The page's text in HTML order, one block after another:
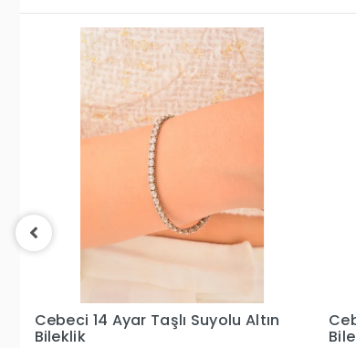
Cebeci 14 Ayar Suyolu Altın
Bileklik